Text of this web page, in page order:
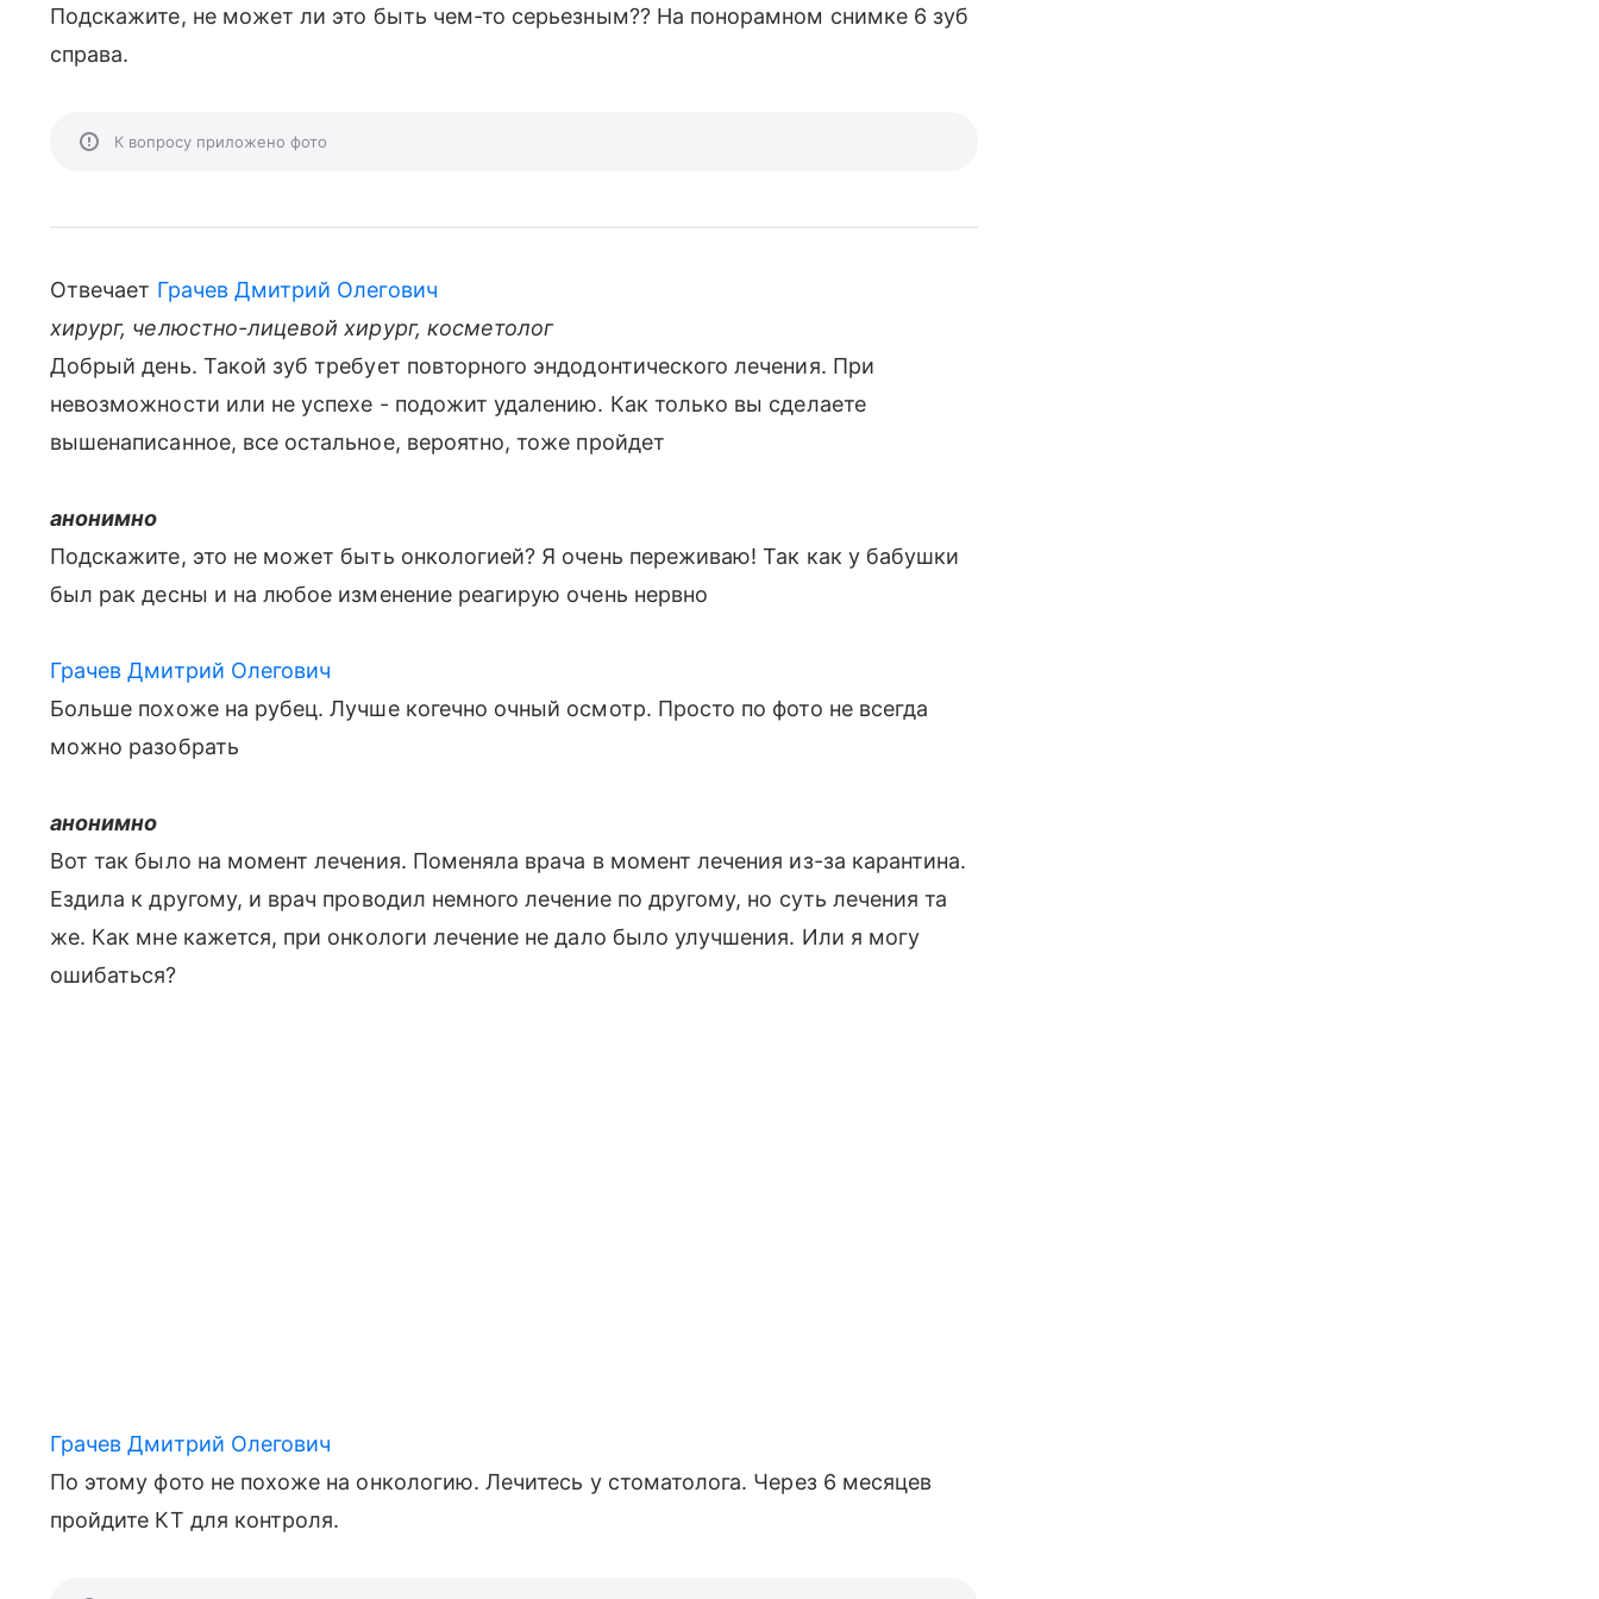
Подскажите, не может ли это быть чем-то серьезным?? На понорамном снимке 6 зуб
справа.
К вопросу приложено фото
Отвечает Грачев Дмитрий Олегович
хирург, челюстно-лицевой хирург, косметолог
Добрый день. Такой зуб требует повторного эндодонтического лечения. При
невозможности или не успехе - подожит удалению. Как только вы сделаете
вышенаписанное, все остальное, вероятно, тоже пройдет
анонимно
Подскажите, это не может быть онкологией? Я очень переживаю! Так как у бабушки
был рак десны и на любое изменение реагирую очень нервно
Грачев Дмитрий Олегович
Больше похоже на рубец. Лучше когечно очный осмотр. Просто по фото не всегда
можно разобрать
анонимно
Вот так было на момент лечения. Поменяла врача в момент лечения из-за карантина.
Ездила к другому, и врач проводил немного лечение по другому, но суть лечения та
же. Как мне кажется, при онкологи лечение не дало было улучшения. Или я могу
ошибаться?
Грачев Дмитрий Олегович
По этому фото не похоже на онкологию. Лечитесь у стоматолога. Через 6 месяцев
пройдите КТ для контроля.